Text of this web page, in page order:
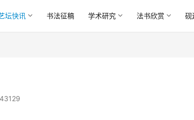
坛快讯 书法征稿 学术研究 法书欣赏 砚